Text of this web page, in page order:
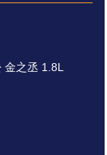
之丞 1.8L